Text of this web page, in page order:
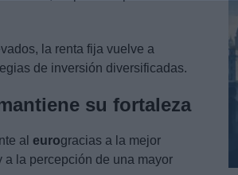
la renta fija vuelve a
de inversión diversificadas.
su fortaleza
al eurogracias a la mejor
la percepción de una mayor